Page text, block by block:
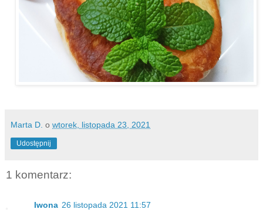
Marta D. o wtorek, listopada 23, 2021
Udostępnij
1 komentarz:
Iwona 26 listopada 2021 11:57